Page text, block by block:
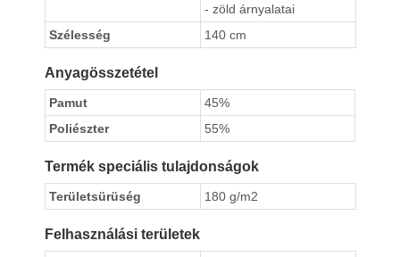
- zöld árnyalatai
Szélesség
140 cm
Anyagösszetétel
Pamut
45%
Poliészter
55%
Termék speciális tulajdonságok
Területsürüség 180 g/m2
Felhasználási területek